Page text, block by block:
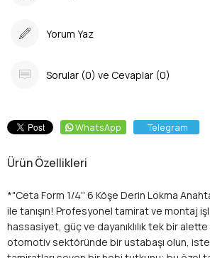
Yorum Yaz
Sorular (0) ve Cevaplar (0)
WhatsApp Telegram
Ürün Özellikleri
*"Ceta Form 1/4'' 6 Köşe Derin Lokma
ile tanışın! Profesyonel tamirat ve montaj
hassasiyet, güç ve dayanıklılık tek bir
otomotiv sektöründe bir ustabaşı olun,